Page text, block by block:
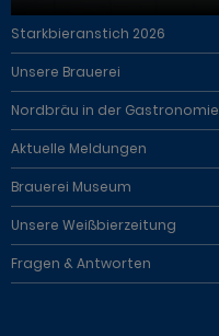
Starkbieranstich 2026
Unsere Brauerei
Nordbräu in der Gastronomie
Aktuelle Meldungen
Brauerei Museum
Unsere Weißbierzeitung
Fragen & Antworten